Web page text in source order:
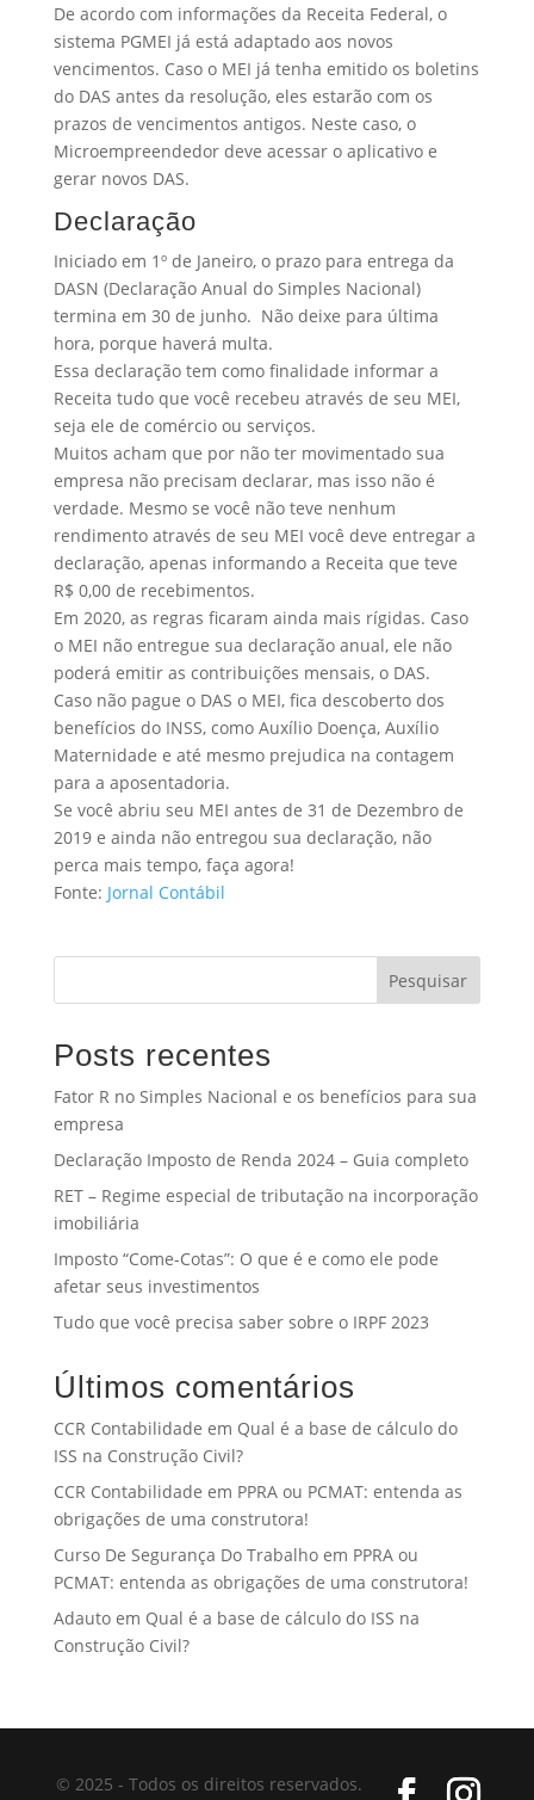
De acordo com informações da Receita Federal, o
sistema PGMEI já está adaptado aos novos
vencimentos. Caso o MEI já tenha emitido os boletins
do DAS antes da resolução, eles estarão com os
prazos de vencimentos antigos. Neste caso, o
Microempreendedor deve acessar o aplicativo e
gerar novos DAS.
Declaração
Iniciado em 1º de Janeiro, o prazo para entrega da
DASN (Declaração Anual do Simples Nacional)
termina em 30 de junho. Não deixe para última
hora, porque haverá multa.
Essa declaração tem como finalidade informar a
Receita tudo que você recebeu através de seu MEI,
seja ele de comércio ou serviços.
Muitos acham que por não ter movimentado sua
empresa não precisam declarar, mas isso não é
verdade. Mesmo se você não teve nenhum
rendimento através de seu MEI você deve entregar a
declaração, apenas informando a Receita que teve
R$ 0,00 de recebimentos.
Em 2020, as regras ficaram ainda mais rígidas. Caso
o MEI não entregue sua declaração anual, ele não
poderá emitir as contribuições mensais, o DAS.
Caso não pague o DAS o MEI, fica descoberto dos
benefícios do INSS, como Auxílio Doença, Auxílio
Maternidade e até mesmo prejudica na contagem
para a aposentadoria.
Se você abriu seu MEI antes de 31 de Dezembro de
2019 e ainda não entregou sua declaração, não
perca mais tempo, faça agora!
Fonte: Jornal Contábil
Pesquisar
Posts recentes
Fator R no Simples Nacional e os benefícios para sua
empresa
Declaração Imposto de Renda 2024 – Guia completo
RET – Regime especial de tributação na incorporação
imobiliária
Imposto “Come-Cotas”: O que é e como ele pode
afetar seus investimentos
Tudo que você precisa saber sobre o IRPF 2023
Últimos comentários
CCR Contabilidade em Qual é a base de cálculo do
ISS na Construção Civil?
CCR Contabilidade em PPRA ou PCMAT: entenda as
obrigações de uma construtora!
Curso De Segurança Do Trabalhoem PPRA ou
PCMAT: entenda as obrigações de uma construtora!
Adautoem Qual é a base de cálculo do ISS na
Construção Civil?
© 2025 - Todos os direitos reservados.